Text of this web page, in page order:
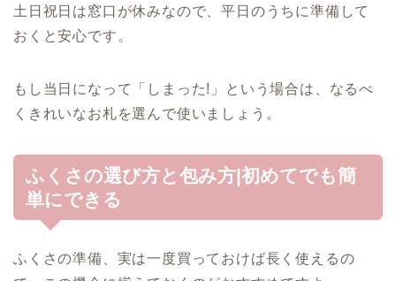
土日祝日は窓口が休みなので、平日のうちに準備して
おくと安心です。
もし当日になって「しまった!」という場合は、なるべ
くきれいなお札を選んで使いましょう。
ふくさの選び方と包み方|初めてでも簡
単にできる
ふくさの準備、実は一度買っておけば長く使えるの